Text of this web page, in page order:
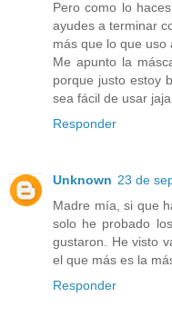
Pero como lo
ayudes a terminar
más que lo que uso
Me apunto la
porque justo estoy
sea fácil de usar jaja
Responder
Unknown 23 de
Madre mía, si que
solo he probado
gustaron. He visto
el que más es la
Responder